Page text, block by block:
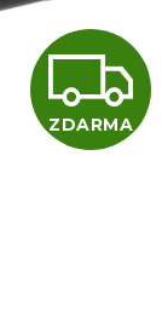
Z
D
ZDARMA